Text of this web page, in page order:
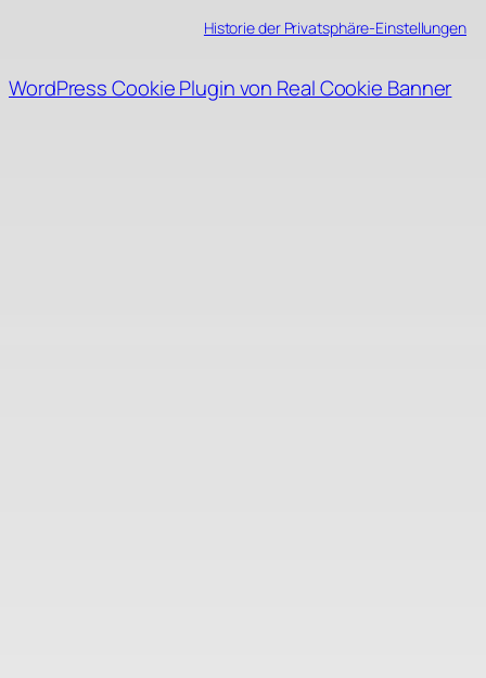
Historie der Privatsphäre-Einstellungen
WordPress Cookie Plugin von Real Cookie Banner